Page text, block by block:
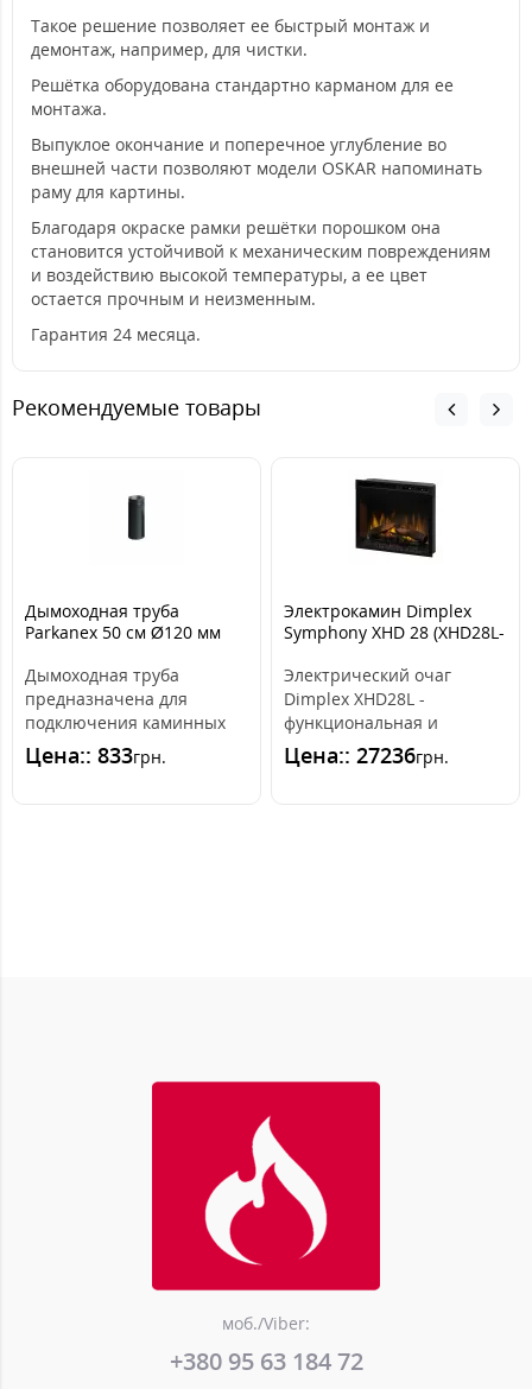
Такое решение позволяет ее быстрый монтаж и
демонтаж, например, для чистки.
Решётка оборудована стандартно карманом для ее
монтажа.
Выпуклое окончание и поперечное углубление во
внешней части позволяют модели OSKAR напоминать
раму для картины.
Благодаря окраске рамки решётки порошком она
становится устойчивой к механическим повреждениям
и воздействию высокой температуры, а ее цвет
остается прочным и неизменным.
Гарантия 24 месяца.
Рекомендуемые товары
Дымоходная труба
Parkanex 50 см Ø120 мм
Дымоходная труба
предназначена для
подключения каминных
топок и печей к дымоходу.
Изготовлена ??из к..
Цена:: 833грн.
Электрокамин Dimplex
Symphony XHD 28 (XHD28L-
Электрический очаг
Dimplex XHD28L -
функциональная и
надежная модель с
универсальным дизайном.
Цена:: 27236грн.
моб./Viber:
+380 95 63 184 72